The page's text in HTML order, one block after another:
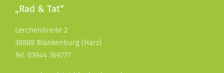
„Rad & Tat“
Lerchenbreite 2
38889 Blankenburg (Harz)
Tel. 03944 369777